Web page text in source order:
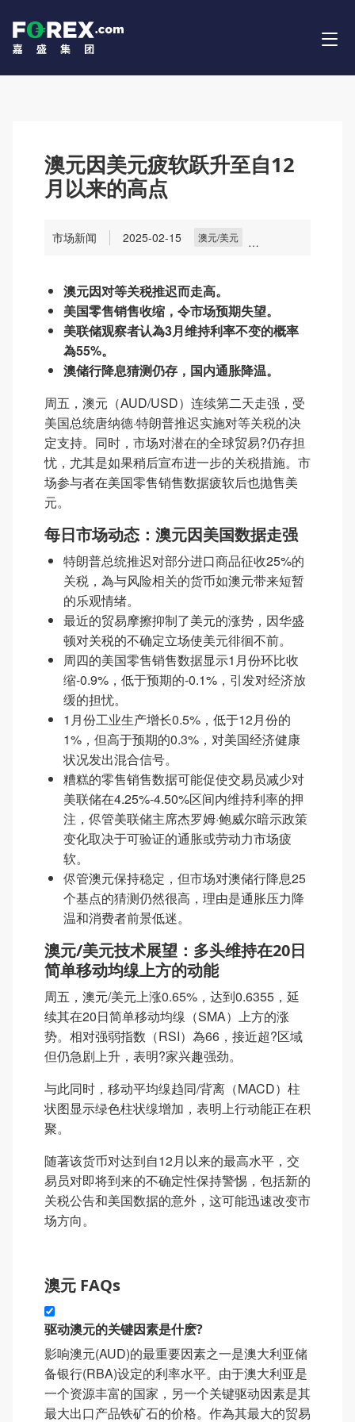
澳元因美元疲软跃升至自12
月以来的高点
市场新闻 2025-02-15 澳元/美元
澳元因对等关税推迟而走高。
美国零售销售收缩，令市场预期失望。
美联储观察者认為3月维持利率不变的概率
為55%。
澳储行降息猜测仍存，国内通胀降温。
周五，澳元（AUD/USD）连续第二天走强，受
美国总统唐纳德·特朗普推迟实施对等关税的决
定支持。同时，市场对潜在的全球贸易?仍存担
忧，尤其是如果稍后宣布进一步的关税措施。市
场参与者在美国零售销售数据疲软后也抛售美
元。
每日市场动态：澳元因美国数据走强
特朗普总统推迟对部分进口商品征收25%的
关税，為与风险相关的货币如澳元带来短暂
的乐观情绪。
最近的贸易摩擦抑制了美元的涨势，因华盛
顿对关税的不确定立场使美元徘徊不前。
周四的美国零售销售数据显示1月份环比收
缩-0.9%，低于预期的-0.1%，引发对经济放
缓的担忧。
1月份工业生产增长0.5%，低于12月份的
1%，但高于预期的0.3%，对美国经济健康
状况发出混合信号。
糟糕的零售销售数据可能促使交易员减少对
美联储在4.25%-4.50%区间内维持利率的押
注，侭管美联储主席杰罗姆·鲍威尔暗示政策
变化取决于可验证的通胀或劳动力市场疲
软。
侭管澳元保持稳定，但市场对澳储行降息25
个基点的猜测仍然很高，理由是通胀压力降
温和消费者前景低迷。
澳元/美元技术展望：多头维持在20日
简单移动均缐上方的动能
周五，澳元/美元上涨0.65%，达到0.6355，延
续其在20日简单移动均缐（SMA）上方的涨
势。相对强弱指数（RSI）為66，接近超?区域
但仍急剧上升，表明?家兴趣强劲。
与此同时，移动平均缐趋同/背离（MACD）柱
状图显示绿色柱状缐增加，表明上行动能正在积
聚。
随著该货币对达到自12月以来的最高水平，交
易员对即将到来的不确定性保持警惕，包括新的
关税公告和美国数据的意外，这可能迅速改变市
场方向。
澳元 FAQs
驱动澳元的关键因素是什麽?
影响澳元(AUD)的最重要因素之一是澳大利亚储
备银行(RBA)设定的利率水平。由于澳大利亚是
一个资源丰富的国家，另一个关键驱动因素是其
最大出口产品铁矿石的价格。作為其最大的贸易